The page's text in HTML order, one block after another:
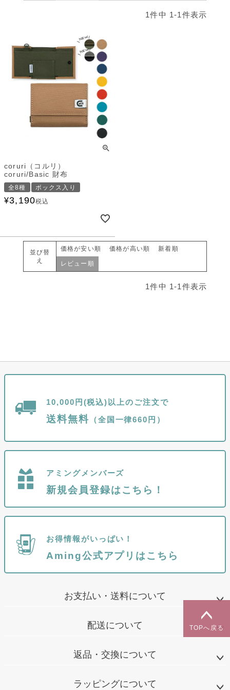
1件中 1-1件表示
coruri（コルリ）
coruri/Basic 財布
全8種 ボックス入り
¥3,190税込
並び替
え
価格が安い順 価格が高い順 新着順
レビュー順
1件中 1-1件表示
TOPへ戻る
10,000円(税込)以上のご注文で
送料無料 （全国一律660円）
アミングメンバーズ
新規会員登録はこちら！
お得情報がいっぱい！
Aming公式アプリはこちら
お支払い・送料について
配送について
返品・交換について
ラッピングについて